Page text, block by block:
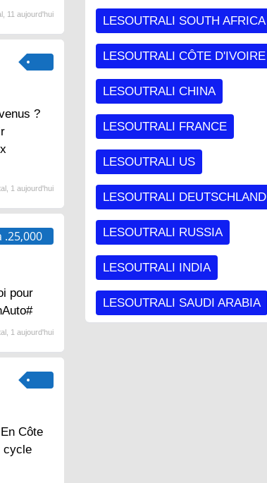
11 aujourd'hui
?
1 aujourd'hui
.25,000
pour
1 aujourd'hui
Côte
cycle
LESOUTRALI SOUTH AFRICA
LESOUTRALI CÔTE D'IVOIRE
LESOUTRALI CHINA
LESOUTRALI FRANCE
LESOUTRALI US
LESOUTRALI DEUTSCHLAND
LESOUTRALI RUSSIA
LESOUTRALI INDIA
LESOUTRALI SAUDI ARABIA